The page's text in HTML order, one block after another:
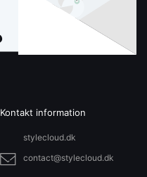
Kontakt information
stylecloud.dk
contact@stylecloud.dk